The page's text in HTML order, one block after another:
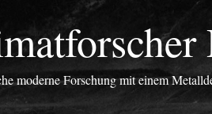
moderne Forschung mit einem